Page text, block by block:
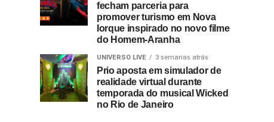
fecham parceria para
promover turismo em Nova
Iorque inspirado no novo filme
do Homem-Aranha
UNIVERSO LIVE 3 semanas atrás
Prio aposta em simulador de
realidade virtual durante
temporada do musical Wicked
no Rio de Janeiro